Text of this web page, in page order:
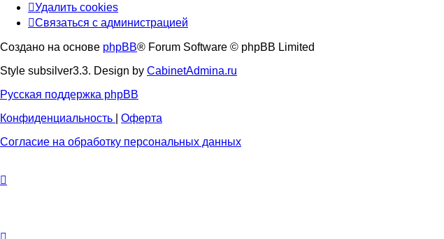
Удалить cookies
Связаться
администрацией
Связаться с администрацией
Создано на основе phpBB® Forum Software © phpBB Limited
Style subsilver3.3. Design by CabinetAdmina.ru
Русская поддержка phpBB
Конфиденциальность
Оферта
Согласие на обработку персональных данных